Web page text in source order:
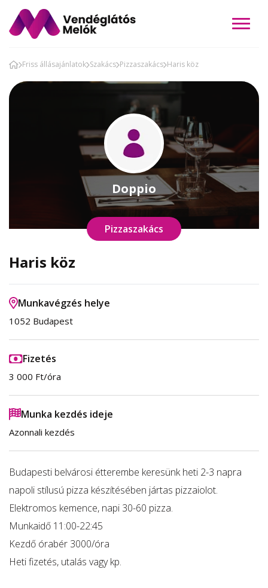
Friss állásajánlatok Szakács Pizzaszakács Haris köz
Doppio
Pizzaszakács
Haris köz
Munkavégzés helye
1052 Budapest
Fizetés
3 000 Ft/óra
Munka kezdés ideje
Azonnali kezdés
Budapesti belvárosi étterembe keresünk heti 2-3 napra
napoli stílusú pizza készítésében jártas pizzaiolot.
Elektromos kemence, napi 30-60 pizza.
Munkaidő 11:00-22:45
Kezdő órabér 3000/óra
Heti fizetés, utalás vagy kp.